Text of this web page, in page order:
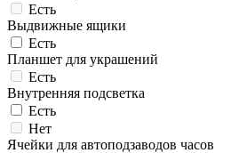
Есть
Выдвижные ящики
Есть
Планшет для украшений
Есть
Внутренняя подсветка
Есть
Нет
Ячейки для автоподзаводов часов